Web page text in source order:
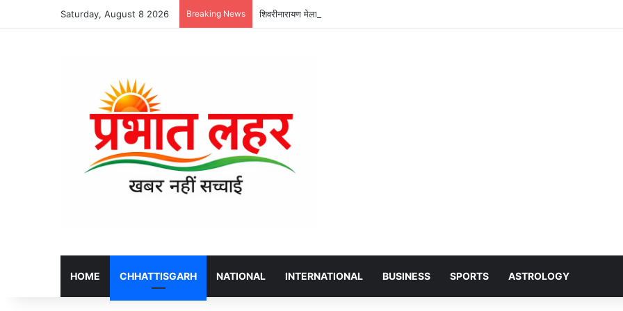
Saturday, August 8 2026 Breaking News शिवरीनारायण मेला ग्राउंड में आयोजित शिव महापुराण में सम्मिलित हुए राजेश्री महन्त रामसुंदर दास
HOME CHHATTISGARH NATIONAL INTERNATIONAL BUSINESS SPORTS ASTROLOGY